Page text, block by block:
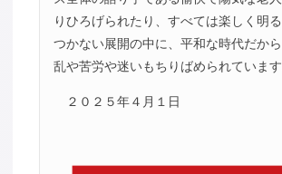
りひろげられたり、すべては楽しく明
つかない展開の中に、平和な時代だか
乱や苦労や迷いもちりばめられています
２０２５年４月１日